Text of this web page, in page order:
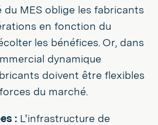
du MES oblige les fabricants
en fonction du
les bénéfices. Or, dans
dynamique
doivent être flexibles
du marché.
: L'infrastructure de